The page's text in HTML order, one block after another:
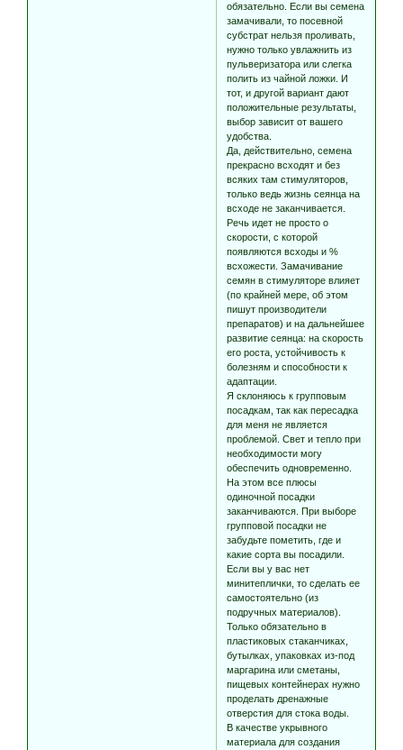
обязательно. Если вы семена
замачивали, то посевной
субстрат нельзя проливать,
нужно только увлажнить из
пульверизатора или слегка
полить из чайной ложки. И
тот, и другой вариант дают
положительные результаты,
выбор зависит от вашего
удобства.
Да, действительно, семена
прекрасно всходят и без
всяких там стимуляторов,
только ведь жизнь сеянца на
всходе не заканчивается.
Речь идет не просто о
скорости, с которой
появляются всходы и %
всхожести. Замачивание
семян в стимуляторе влияет
(по крайней мере, об этом
пишут производители
препаратов) и на дальнейшее
развитие сеянца: на скорость
его роста, устойчивость к
болезням и способности к
адаптации.
Я склоняюсь к групповым
посадкам, так как пересадка
для меня не является
проблемой. Свет и тепло при
необходимости могу
обеспечить одновременно.
На этом все плюсы
одиночной посадки
заканчиваются. При выборе
групповой посадки не
забудьте пометить, где и
какие сорта вы посадили.
Если вы у вас нет
минитеплички, то сделать ее
самостоятельно (из
подручных материалов).
Только обязательно в
пластиковых стаканчиках,
бутылках, упаковках из-под
маргарина или сметаны,
пищевых контейнерах нужно
проделать дренажные
отверстия для стока воды.
В качестве укрывного
материала для создания